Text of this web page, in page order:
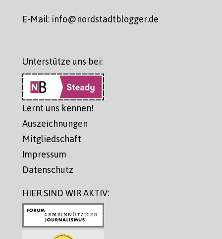
E-Mail: info@nordstadtblogger.de
Unterstütze uns bei:
Lernt uns kennen!
Auszeichnungen
Mitgliedschaft
Impressum
Datenschutz
HIER SIND WIR AKTIV: